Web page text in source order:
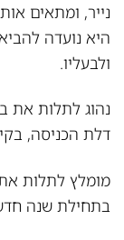
נייר, ומתאים
היא נועדה
ולבעליו.
נהוג לתלות את
דלת הכניסה,
מומלץ לתלות
בתחילת שנה